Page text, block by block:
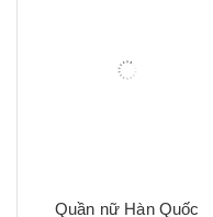
Quần nữ Hàn Quốc